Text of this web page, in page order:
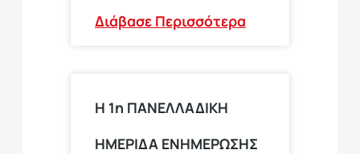
Διάβασε Περισσότερα
Η 1η ΠΑΝΕΛΛΑΔΙΚΗ
ΗΜΕΡΙΔΑ ΕΝΗΜΕΡΩΣΗΣ